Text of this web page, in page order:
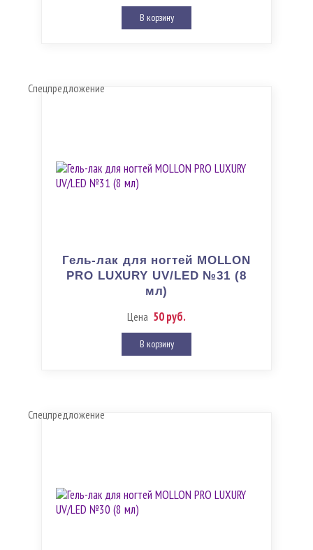
В корзину
Спецпредложение
Гель-лак для ногтей MOLLON
PRO LUXURY UV/LED №31 (8
мл)
Цена 50 руб.
В корзину
Спецпредложение